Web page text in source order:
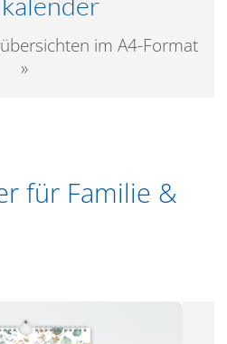
im A4-Format
»
für Familie &